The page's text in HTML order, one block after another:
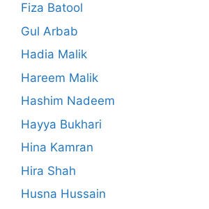
Fiza Batool
Gul Arbab
Hadia Malik
Hareem Malik
Hashim Nadeem
Hayya Bukhari
Hina Kamran
Hira Shah
Husna Hussain